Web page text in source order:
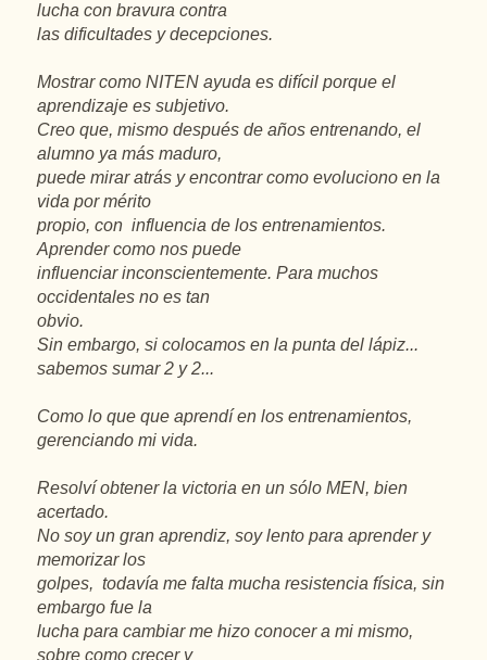
lucha con bravura contra
las dificultades y decepciones.
Mostrar como NITEN ayuda es difícil porque el
aprendizaje es subjetivo.
Creo que, mismo después de años entrenando, el
alumno ya más maduro,
puede mirar atrás y encontrar como evoluciono en la
vida por mérito
propio, con influencia de los entrenamientos.
Aprender como nos puede
influenciar inconscientemente. Para muchos
occidentales no es tan
obvio.
Sin embargo, si colocamos en la punta del lápiz...
sabemos sumar 2 y 2...
Como lo que que aprendí en los entrenamientos,
gerenciando mi vida.
Resolví obtener la victoria en un sólo MEN, bien
acertado.
No soy un gran aprendiz, soy lento para aprender y
memorizar los
golpes, todavía me falta mucha resistencia física, sin
embargo fue la
lucha para cambiar me hizo conocer a mi mismo,
sobre como crecer y